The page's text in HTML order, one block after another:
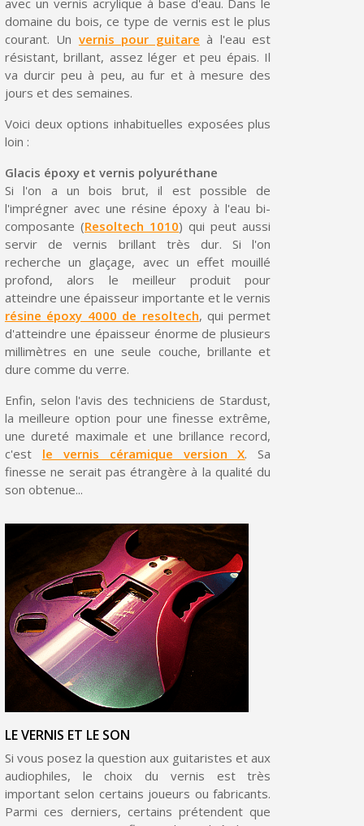
Livraison offerte en France métropolitaine pour 250€ d'achats
Paiement en 4x sans frais dès 30€ d'achats
Votre devis en ligne en moins d'1 minute
Gagnez des points de fidélité à chaque commande
Retour produits sous 14 jours
Réduction de 5€ sur la première commande
10€ de bon d'achat pour chaque parrainage
Inscription à la newsletter : 5€ de réduction
Livraison sous 24 h en France Métropolitaine
Livraison offerte en France métropolitaine pour 250€ d'achats
Paiement en 4x sans frais dès 30€ d'achats
Votre devis en ligne en moins d'1 minute
Partagez vos créations et obtenez des bons d'achat
Gagnez des points de fidélité à chaque commande
Réduction de 5€ sur la première commande
10€ de bon d'achat pour chaque parrainage
Inscription à la newsletter : 5€ de réduction
domaine du bois, ce type de vernis est le plus
courant. Un vernis pour guitare à l'eau est
résistant, brillant, assez léger et peu épais. Il
va durcir peu à peu, au fur et à mesure des
jours et des semaines.
Voici deux options inhabituelles exposées plus
loin :
Glacis époxy et vernis polyuréthane
Si l'on a un bois brut, il est possible de
l'imprégner avec une résine époxy à l'eau bi-
composante (Resoltech 1010) qui peut aussi
servir de vernis brillant très dur. Si l'on
recherche un glaçage, avec un effet mouillé
profond, alors le meilleur produit pour
atteindre une épaisseur importante et le vernis
résine époxy 4000 de resoltech, qui permet
d'atteindre une épaisseur énorme de plusieurs
millimètres en une seule couche, brillante et
dure comme du verre.
Enfin, selon l'avis des techniciens de Stardust,
la meilleure option pour une finesse extrême,
une dureté maximale et une brillance record,
c'est le vernis céramique version X. Sa
finesse ne serait pas étrangère à la qualité du
son obtenue...
LE VERNIS ET LE SON
Si vous posez la question aux guitaristes et aux
audiophiles, le choix du vernis est très
important selon certains joueurs ou fabricants.
Parmi ces derniers, certains prétendent que